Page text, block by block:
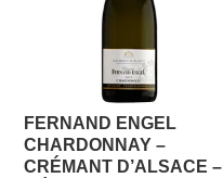
FERNAND ENGEL
CHARDONNAY –
CRÉMANT D’ALSACE –